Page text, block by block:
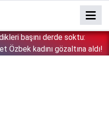
başını derde soktu:
Özbek kadını gözaltına aldı!